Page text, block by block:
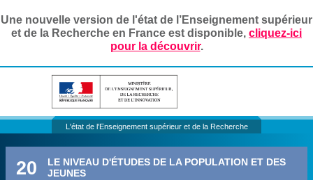
Une nouvelle version de l'état de l’Enseignement supérieur
et de la Recherche en France est disponible, cliquez-ici
pour la découvrir.
L'état de l'Enseignement supérieur et de la Recherche
20
LE NIVEAU D'ÉTUDES DE LA POPULATION ET DES
JEUNES